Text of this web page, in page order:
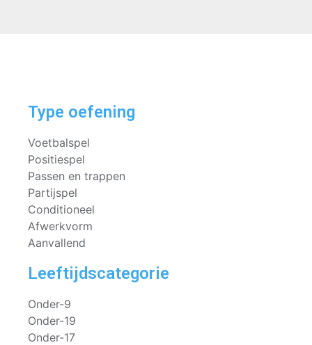
Type oefening
Voetbalspel
Positiespel
Passen en trappen
Partijspel
Conditioneel
Afwerkvorm
Aanvallend
Leeftijdscategorie
Onder-9
Onder-19
Onder-17